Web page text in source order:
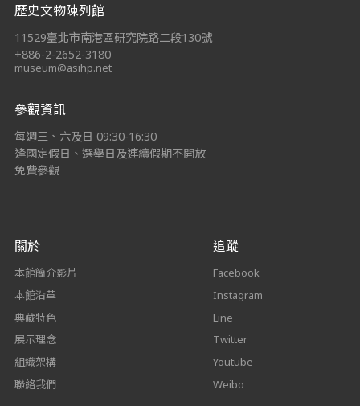
歷史文物陳列館
11529臺北市南港區研究院路二段130號
+886-2-2652-3180
museum@asihp.net
參觀資訊
每週三、六及日 09:30-16:30
逢國定假日、選舉日及連續假期不開放
免費參觀
關於
本館簡介影片
本館沿革
典藏特色
展示理念
組織架構
聯絡我們
追蹤
Facebook
Instagram
Line
Twitter
Youtube
Weibo